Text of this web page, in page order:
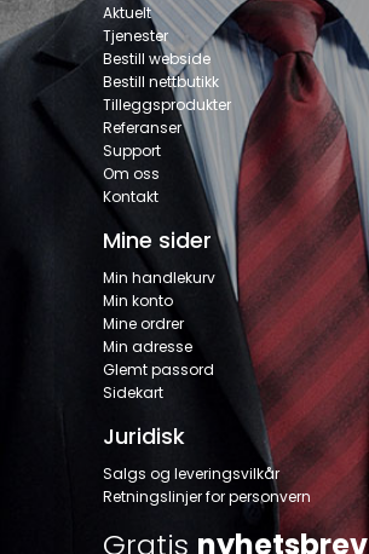
Aktuelt
Tjenester
Bestill webside
Bestill nettbutikk
Tilleggsprodukter
Referanser
Support
Om oss
Kontakt
Mine sider
Min handlekurv
Min konto
Mine ordrer
Min adresse
Glemt passord
Sidekart
Juridisk
Salgs og leveringsvilkår
Retningslinjer for personvern
Gratis nyhetsbrev